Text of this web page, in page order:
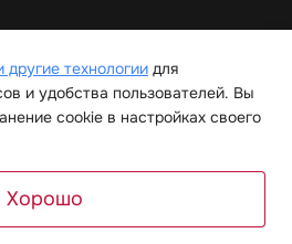
Все права защищены.
другие технологии для
и удобства пользователей. Вы
cookie в настройках своего
Хорошо